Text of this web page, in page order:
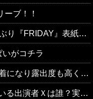
ブ！！
』表紙で神ボディ大解放
いがコチラ
くなるのでいいですよね～！
？ネットで逃げ得への怒り＆特定に過熱